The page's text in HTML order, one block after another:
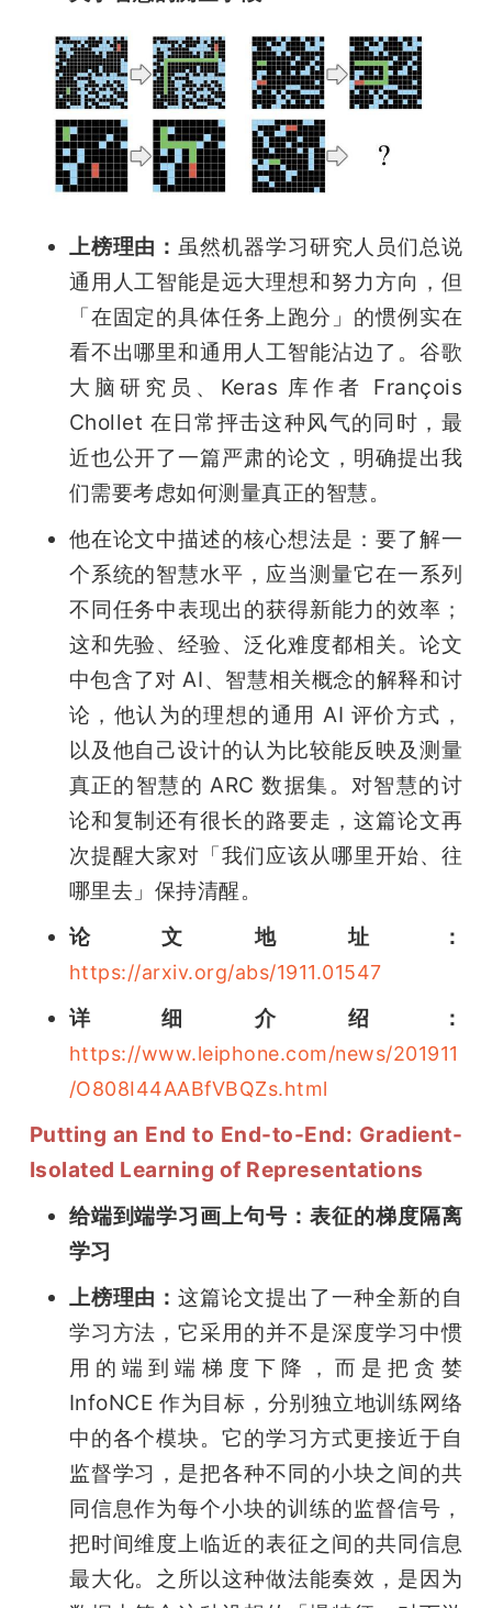
上榜理由：虽然机器学习研究人员们总说
通用人工智能是远大理想和努力方向，但
「在固定的具体任务上跑分」的惯例实在
看不出哪里和通用人工智能沾边了。谷歌
大脑研究员、Keras 库作者 François
Chollet 在日常抨击这种风气的同时，最
近也公开了一篇严肃的论文，明确提出我
们需要考虑如何测量真正的智慧。
他在论文中描述的核心想法是：要了解一
个系统的智慧水平，应当测量它在一系列
不同任务中表现出的获得新能力的效率；
这和先验、经验、泛化难度都相关。论文
中包含了对 AI、智慧相关概念的解释和讨
论，他认为的理想的通用 AI 评价方式，
以及他自己设计的认为比较能反映及测量
真正的智慧的 ARC 数据集。对智慧的讨
论和复制还有很长的路要走，这篇论文再
次提醒大家对「我们应该从哪里开始、往
哪里去」保持清醒。
论文地址：
https://arxiv.org/abs/1911.01547
详细介绍：
https://www.leiphone.com/news/201911
/O808I44AABfVBQZs.html
Putting an End to End-to-End: Gradient-
Isolated Learning of Representations
给端到端学习画上句号：表征的梯度隔离
学习
上榜理由：这篇论文提出了一种全新的自
学习方法，它采用的并不是深度学习中惯
用的端到端梯度下降，而是把贪婪
InfoNCE 作为目标，分别独立地训练网络
中的各个模块。它的学习方式更接近于自
监督学习，是把各种不同的小块之间的共
同信息作为每个小块的训练的监督信号，
把时间维度上临近的表征之间的共同信息
最大化。之所以这种做法能奏效，是因为